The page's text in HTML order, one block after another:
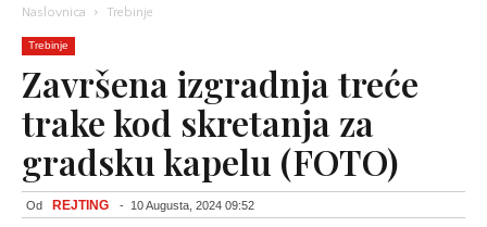
Naslovnica Trebinje
Trebinje
Završena izgradnja treće
trake kod skretanja za
gradsku kapelu (FOTO)
Od REJTING - 10 Augusta, 2024 09:52